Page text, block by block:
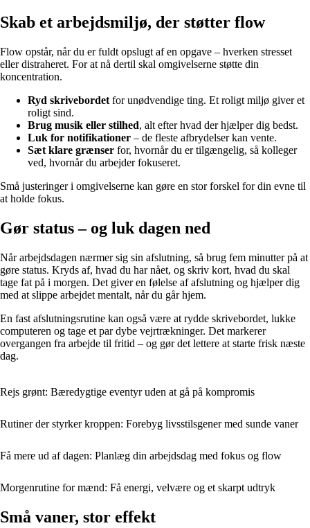
Skab et arbejdsmiljø, der støtter flow
Flow opstår, når du er fuldt opslugt af en opgave – hverken stresset
eller distraheret. For at nå dertil skal omgivelserne støtte din
koncentration.
Ryd skrivebordet for unødvendige ting. Et roligt miljø giver et
roligt sind.
Brug musik eller stilhed, alt efter hvad der hjælper dig bedst.
Luk for notifikationer – de fleste afbrydelser kan vente.
Sæt klare grænser for, hvornår du er tilgængelig, så kolleger
ved, hvornår du arbejder fokuseret.
Små justeringer i omgivelserne kan gøre en stor forskel for din evne til
at holde fokus.
Gør status – og luk dagen ned
Når arbejdsdagen nærmer sig sin afslutning, så brug fem minutter på at
gøre status. Kryds af, hvad du har nået, og skriv kort, hvad du skal
tage fat på i morgen. Det giver en følelse af afslutning og hjælper dig
med at slippe arbejdet mentalt, når du går hjem.
En fast afslutningsrutine kan også være at rydde skrivebordet, lukke
computeren og tage et par dybe vejrtrækninger. Det markerer
overgangen fra arbejde til fritid – og gør det lettere at starte frisk næste
dag.
Rejs grønt: Bæredygtige eventyr uden at gå på kompromis
Rutiner der styrker kroppen: Forebyg livsstilsgener med sunde vaner
Få mere ud af dagen: Planlæg din arbejdsdag med fokus og flow
Morgenrutine for mænd: Få energi, velvære og et skarpt udtryk
Små vaner, stor effekt